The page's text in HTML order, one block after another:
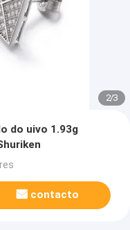
2/3
do uivo 1.93g
contacto